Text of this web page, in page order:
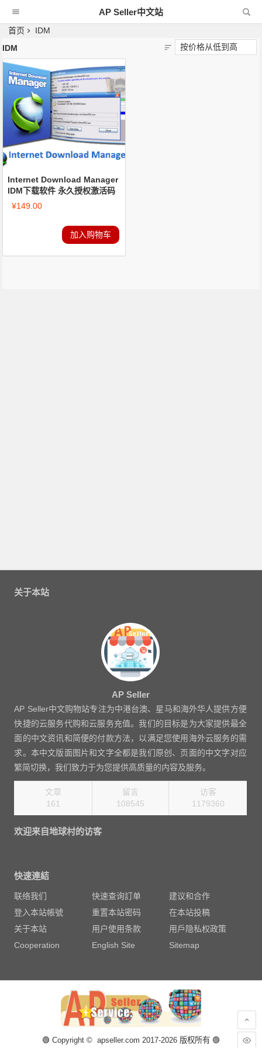
AP Seller中文站
首页
IDM
IDM
Internet Download Manager
IDM下载软件 永久授权激活码
¥149.00
加入购物车
关于本站
AP Seller
AP Seller中文购物站专注为中港台澳、星马和海外华人提供方便
快捷的云服务代购和云服务充值。我们的目标是为大家提供最全
面的中文资讯和简便的付款方法，以满足您使用海外云服务的需
求。本中文版面图片和文字全都是我们原创、页面的中文字对应
繁简切换，我们致力于为您提供高质量的内容及服务。
文章
161
留言
108545
访客
1270080
欢迎来自地球村的访客
快速連結
联络我们 快速查询訂单
建议和合作
登入本站帳號
重置本站密码
在本站投稿
关于本站
用户使用条款
用戶隐私权政策
Cooperation
English Site Sitemap
🟢 Copyright © apseller.com 2017-2026 版权所有 🟢